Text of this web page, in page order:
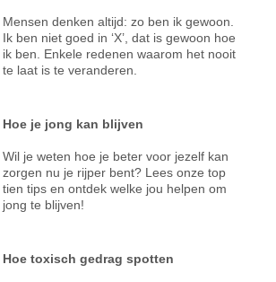
Mensen denken altijd: zo ben ik gewoon.
Ik ben niet goed in ‘X’, dat is gewoon hoe
ik ben. Enkele redenen waarom het nooit
te laat is te veranderen.
Hoe je jong kan blijven
Wil je weten hoe je beter voor jezelf kan
zorgen nu je rijper bent? Lees onze top
tien tips en ontdek welke jou helpen om
jong te blijven!
Hoe toxisch gedrag spotten